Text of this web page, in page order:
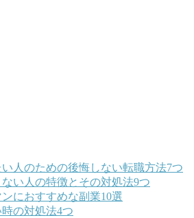
人のための後悔しない転職方法7つ
い人の特徴とその対処法9つ
におすすめな副業10選
の対処法4つ